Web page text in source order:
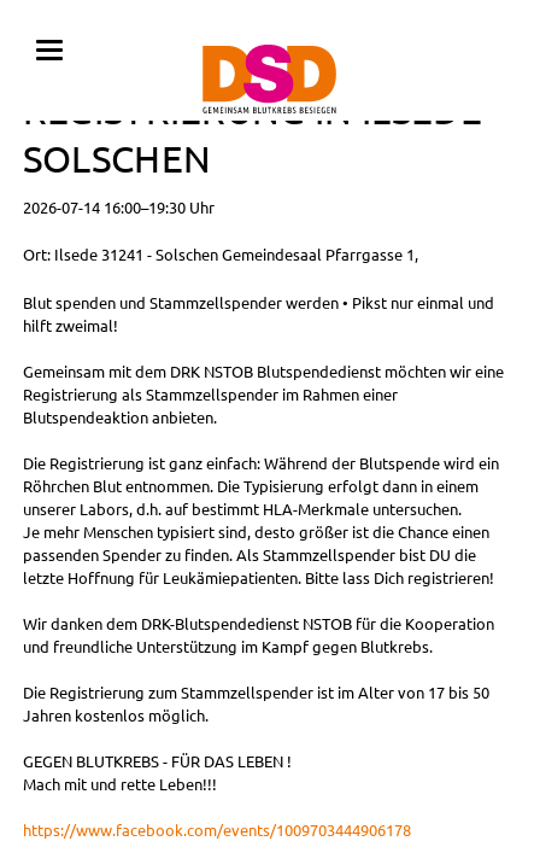
BLUTSPENDE MIT
REGISTRIERUNG IN ILSEDE -
SOLSCHEN
2026-07-14 16:00–19:30 Uhr
Ort: Ilsede 31241 - Solschen Gemeindesaal Pfarrgasse 1,
Blut spenden und Stammzellspender werden • Pikst nur einmal und
hilft zweimal!
Gemeinsam mit dem DRK NSTOB Blutspendedienst möchten wir eine
Registrierung als Stammzellspender im Rahmen einer
Blutspendeaktion anbieten.
Die Registrierung ist ganz einfach: Während der Blutspende wird ein
Röhrchen Blut entnommen. Die Typisierung erfolgt dann in einem
unserer Labors, d.h. auf bestimmt HLA-Merkmale untersuchen.
Je mehr Menschen typisiert sind, desto größer ist die Chance einen
passenden Spender zu finden. Als Stammzellspender bist DU die
letzte Hoffnung für Leukämiepatienten. Bitte lass Dich registrieren!
Wir danken dem DRK-Blutspendedienst NSTOB für die Kooperation
und freundliche Unterstützung im Kampf gegen Blutkrebs.
Die Registrierung zum Stammzellspender ist im Alter von 17 bis 50
Jahren kostenlos möglich.
GEGEN BLUTKREBS - FÜR DAS LEBEN !
Mach mit und rette Leben!!!
https://www.facebook.com/events/1009703444906178